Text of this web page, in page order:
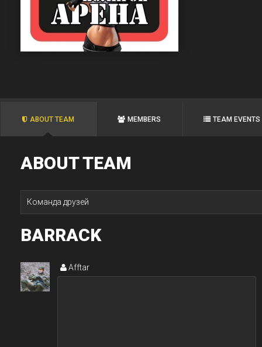
ABOUT TEAM MEMBERS TEAM EVENTS
ABOUT TEAM
Команда друзей
BARRACK
Afftar